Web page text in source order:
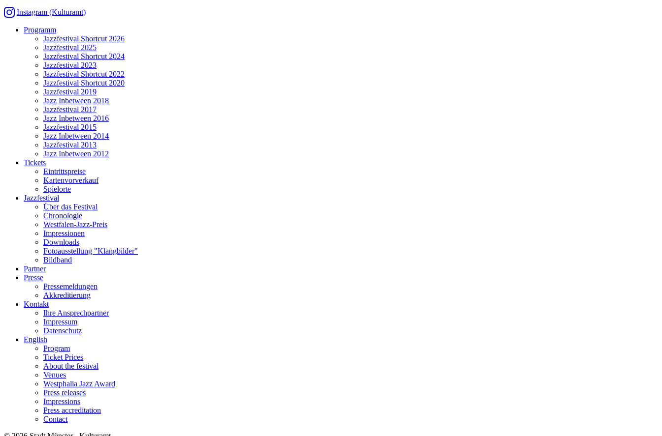
Instagram (Kulturamt)
Programm
Jazzfestival Shortcut 2026
Jazzfestival 2025
Jazzfestival Shortcut 2024
Jazzfestival 2023
Jazzfestival Shortcut 2022
Jazzfestival Shortcut 2020
Jazzfestival 2019
Jazz Inbetween 2018
Jazzfestival 2017
Jazz Inbetween 2016
Jazzfestival 2015
Jazz Inbetween 2014
Jazzfestival 2013
Jazz Inbetween 2012
Tickets
Eintrittspreise
Kartenvorverkauf
Spielorte
Jazzfestival
Über das Festival
Chronologie
Westfalen-Jazz-Preis
Impressionen
Downloads
Fotoausstellung "Klangbilder"
Bildband
Partner
Presse
Pressemeldungen
Akkreditierung
Kontakt
Ihre Ansprechpartner
Impressum
Datenschutz
English
Program
Ticket Prices
About the festival
Venues
Westphalia Jazz Award
Press releases
Impressions
Press accreditation
Contact